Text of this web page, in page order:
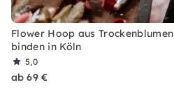
Flower Hoop aus Trockenblumen
binden in Köln
5,0
ab 69 €